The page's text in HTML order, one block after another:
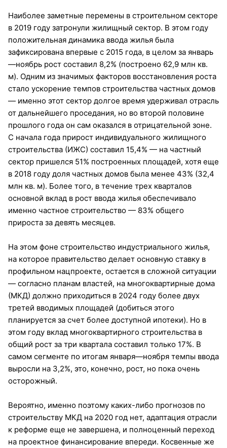
Наиболее заметные перемены в строительном секторе
в 2019 году затронули жилищный сектор. В этом году
положительная динамика ввода жилья была
зафиксирована впервые с 2015 года, в целом за январь
—ноябрь рост составил 8,2% (построено 62,9 млн кв.
м). Одним из значимых факторов восстановления роста
стало ускорение темпов строительства частных домов
— именно этот сектор долгое время удерживал отрасль
от дальнейшего проседания, но во второй половине
прошлого года он сам оказался в отрицательной зоне.
С начала года прирост индивидуального жилищного
строительства (ИЖС) составил 15,4% — на частный
сектор пришелся 51% построенных площадей, хотя еще
в 2018 году доля частных домов была менее 43% (32,4
млн кв. м). Более того, в течение трех кварталов
основной вклад в рост ввода жилья обеспечивало
именно частное строительство — 83% общего
прироста за девять месяцев.
На этом фоне строительство индустриального жилья,
на которое правительство делает основную ставку в
профильном нацпроекте, остается в сложной ситуации
— согласно планам властей, на многоквартирные дома
(МКД) должно приходиться в 2024 году более двух
третей вводимых площадей (добиться этого
планируется за счет более доступной ипотеки). Но в
этом году вклад многоквартирного строительства в
общий рост за три квартала составил только 17%. В
самом сегменте по итогам января—ноября темпы ввода
выросли на 3,2%, это, конечно, рост, но пока очень
осторожный.
Вероятно, именно поэтому каких-либо прогнозов по
строительству МКД на 2020 год нет, адаптация отрасли
к реформе еще не завершена, и полноценный переход
на проектное финансирование впереди. Косвенные же